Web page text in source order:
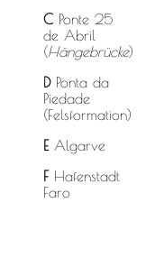
C Ponte 25
de Abril
(Hängebrücke)
DPonta da
Piedade
(Felsformation)
E Algarve
F Hafenstadt
Faro